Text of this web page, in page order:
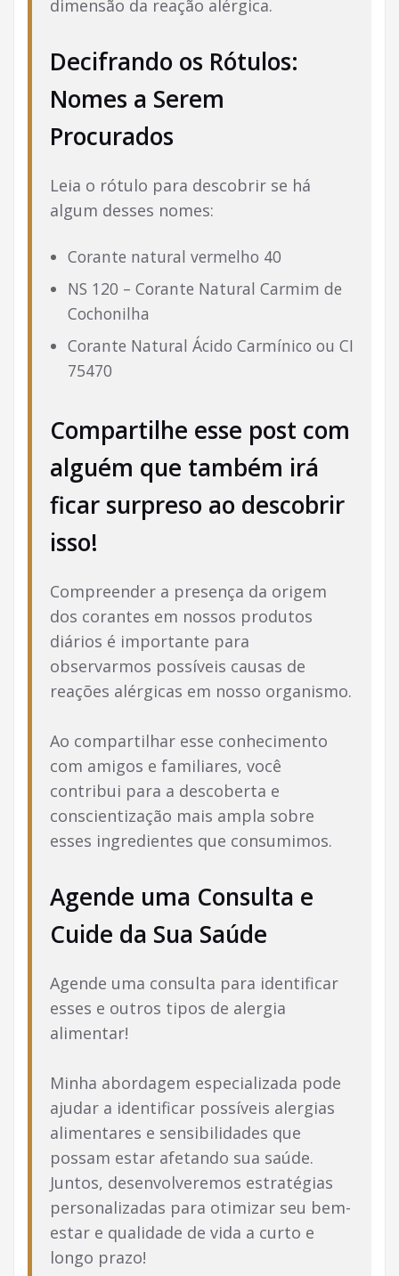
dimensão da reação alérgica.
Decifrando os Rótulos:
Nomes a Serem
Procurados
Leia o rótulo para descobrir se há
algum desses nomes:
Corante natural vermelho 40
NS 120 – Corante Natural Carmim de
Cochonilha
Corante Natural Ácido Carmínico ou CI
75470
Compartilhe esse post com
alguém que também irá
ficar surpreso ao descobrir
isso!
Compreender a presença da origem
dos corantes em nossos produtos
diários é importante para
observarmos possíveis causas de
reações alérgicas em nosso organismo.
Ao compartilhar esse conhecimento
com amigos e familiares, você
contribui para a descoberta e
conscientização mais ampla sobre
esses ingredientes que consumimos.
Agende uma Consulta e
Cuide da Sua Saúde
Agende uma consulta para identificar
esses e outros tipos de alergia
alimentar!
Minha abordagem especializada pode
ajudar a identificar possíveis alergias
alimentares e sensibilidades que
possam estar afetando sua saúde.
Juntos, desenvolveremos estratégias
personalizadas para otimizar seu bem-
estar e qualidade de vida a curto e
longo prazo!